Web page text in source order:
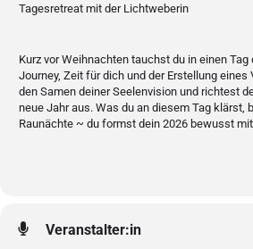
Tagesretreat mit der Lichtweberin
Kurz vor Weihnachten tauchst du in einen Tag
Journey, Zeit für dich und der Erstellung eines
den Samen deiner Seelenvision und richtest
neue Jahr aus. Was du an diesem Tag klärst,
Raunächte ~ du formst dein 2026 bewusst
Veranstalter:in